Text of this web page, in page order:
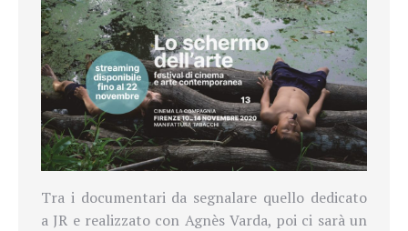
Tra i documentari da segnalare quello dedicato
a JR e realizzato con Agnès Varda, poi ci sarà un